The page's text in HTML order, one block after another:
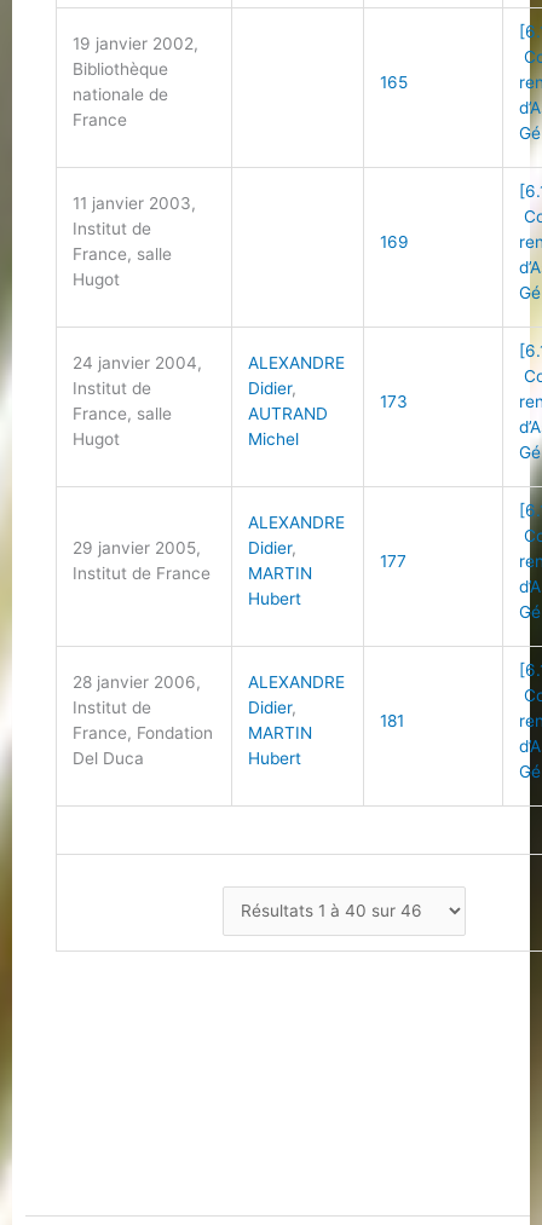
19 janvier 2002,
Bibliothèque
nationale de
France
165
11 janvier 2003,
Institut de
France, salle
Hugot
169
24 janvier 2004,
Institut de
France, salle
Hugot
ALEXANDRE
Didier,
AUTRAND
Michel
173
29 janvier 2005,
Institut de France
ALEXANDRE
Didier,
MARTIN
Hubert
177
28 janvier 2006,
Institut de
France, Fondation
Del Duca
ALEXANDRE
Didier,
MARTIN
Hubert
181